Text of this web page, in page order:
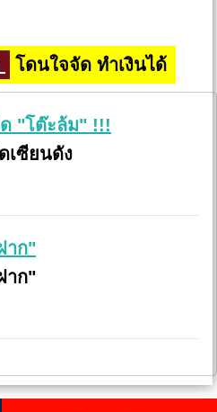
โดนใจจัด ทำเงินได้
ด "โต๊ะล้ม" !!!
เซียนดัง
าก"
าก"